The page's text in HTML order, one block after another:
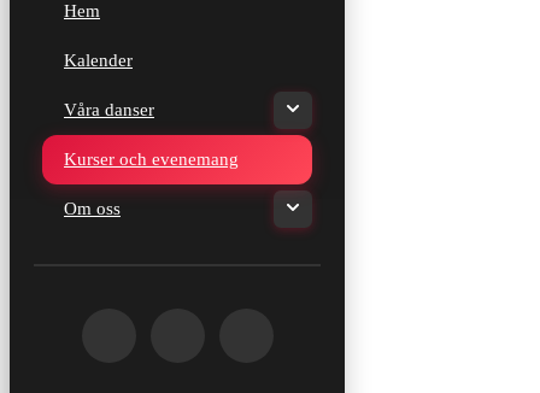
Hem
Kalender
Våra danser
Kurser och evenemang
Om oss